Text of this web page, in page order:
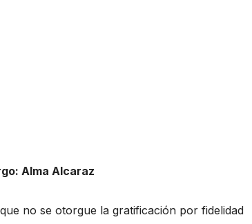
Alma Alcaraz
no se otorgue la gratificación por fidelidad